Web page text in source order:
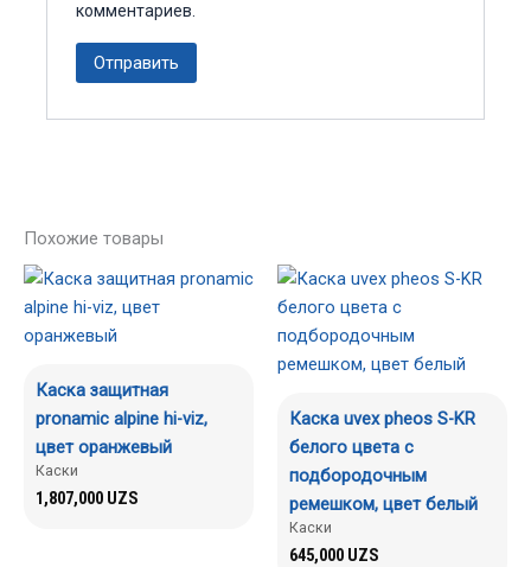
комментариев.
Похожие товары
Каска защитная
pronamic alpine hi-viz,
цвет оранжевый
Каски
1,807,000 UZS
Каска uvex pheos S-KR
белого цвета с
подбородочным
ремешком, цвет белый
Каски
645,000 UZS